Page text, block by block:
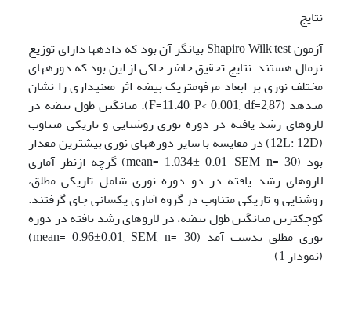
نتایج
آزمون Shapiro Wilk test بیانگر آن بود که داده­ها دارای توزیع
نرمال هستند. نتایج تحقیق حاضر حاکی از این بود که دوره­های
مختلف نوری بر ابعاد مرفومتریک بیضه اثر معنی­داری را نشان
می­دهد (F=11.40, P< 0.001, df=2,87). میانگین طول بیضه در
لاروهای رشد یافته در دوره نوری روشنایی و تاریکی متناوب
(12L: 12D) در مقایسه با سایر دوره­های نوری بیشترین مقدار
بود (mean= 1.034± 0.01, SEM, n= 30) گرچه ازنظر آماری
لاروهای رشد یافته در دو دوره نوری شامل تاریکی مطلق،
روشنایی و تاریکی متناوب در گروه آماری یکسانی جای گرفتند.
کوچک­ترین میانگین طول بیضه، در لاروهای رشد یافته در دوره
نوری مطلق بدست آمد (mean= 0.96±0.01, SEM, n= 30)
(نمودار 1)